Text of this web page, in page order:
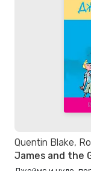
Quentin Blake,
James and the